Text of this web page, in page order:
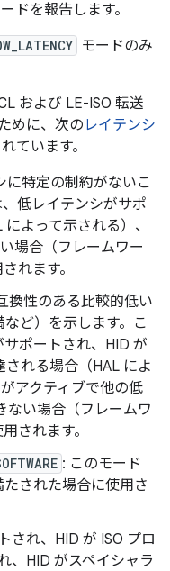
ドを報告します。
モードのみ
および LE-ISO 転送
めに、次の レイテンシ
ています。
に特定の制約がないこ
低レイテンシがサポ
よって示される）、
場合（フレームワー
れます。
換性のある比較的低い
ど）を示します。こ
ポートされ、HID が
れる場合（HAL によ
アクティブで他の低
ない場合（フレームワ
されます。
: このモード
された場合に使用さ
され、HID が ISO プロ
、HID がスペイシャラ